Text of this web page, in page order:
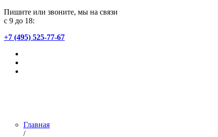
Пишите или звоните, мы на связи
с 9 до 18:
+7 (495) 525-77-67
Главная
/